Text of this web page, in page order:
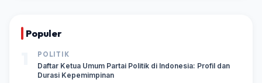
Populer
POLITIK
Daftar Ketua Umum Partai Politik di Indonesia: Profil dan
Durasi Kepemimpinan